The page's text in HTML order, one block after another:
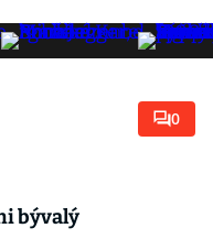
0
bývalý